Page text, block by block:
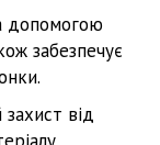
допомогою
забезпечує
від